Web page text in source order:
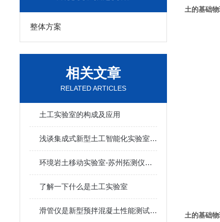
整体方案
相关文章
RELATED ARTICLES
土工实验室的构成及应用
浅谈集成式新型土工智能化实验室建设
环境岩土移动实验室-苏州拓测仪器设备有限公司
了解一下什么是土工实验室
滑管仪是新型预拌混凝土性能测试装置
土的基础
土的基础